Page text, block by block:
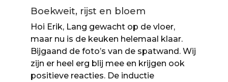
Boekweit, rijst en bloem
Hoi Erik, Lang gewacht op de vloer,
maar nu is de keuken helemaal klaar.
Bijgaand de foto’s van de spatwand. Wij
zijn er heel erg blij mee en krijgen ook
positieve reacties. De inductie